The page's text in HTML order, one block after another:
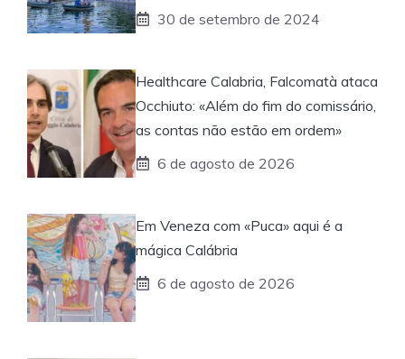
30 de setembro de 2024
Healthcare Calabria, Falcomatà ataca
Occhiuto: «Além do fim do comissário,
as contas não estão em ordem»
6 de agosto de 2026
Em Veneza com «Puca» aqui é a
mágica Calábria
6 de agosto de 2026